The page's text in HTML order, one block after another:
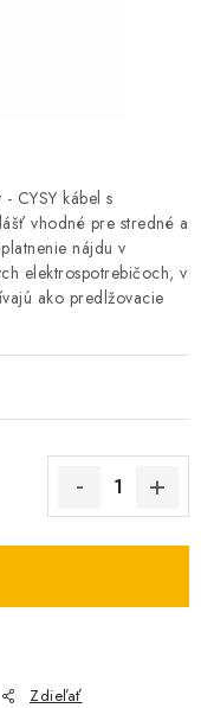
CYSY kábel s
vhodné pre stredné a
nájdu v
elektrospotrebičoch, v
ako predlžovacie
Zdieľať